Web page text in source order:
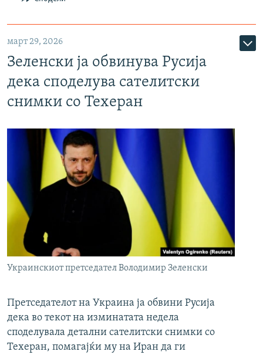
март 29, 2026
Зеленски ја обвинува Русија
дека споделува сателитски
снимки со Техеран
Украинскиот претседател Володимир Зеленски
Претседателот на Украина ја обвини Русија
дека во текот на изминатата недела
споделувала детални сателитски снимки со
Техеран, помагајќи му на Иран да ги